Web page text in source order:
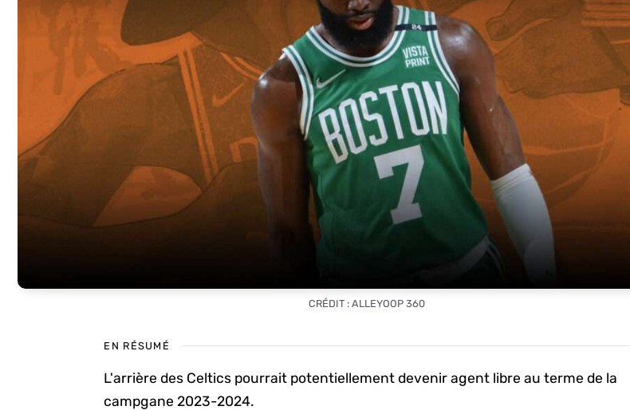
CRÉDIT : ALLEYOOP 360
EN RÉSUMÉ
L'arrière des Celtics pourrait potentiellement devenir agent libre au terme de la
campgane 2023-2024.